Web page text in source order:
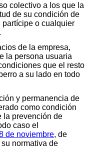
colectivo a los que la
de su condición de
partícipe o cualquier
de la empresa,
la persona usuaria
que el resto
a su lado en todo
y permanencia de
como condición
la prevención de
caso el
de noviembre, de
normativa de